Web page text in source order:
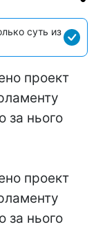
суть из
проект
за нього
проект
за нього